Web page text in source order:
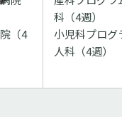
（4
科（4週）
小児科プログ
人科（4週）